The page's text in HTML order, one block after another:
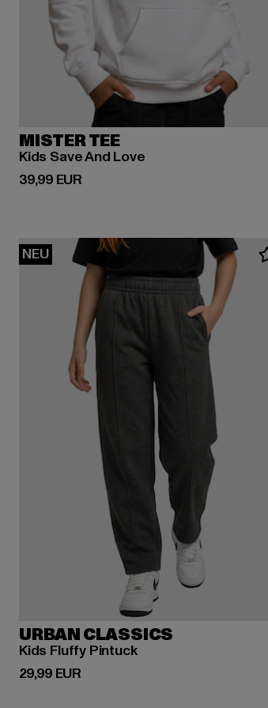
MISTER TEE
Kids Save And Love
39,99 EUR
Derzeitiger Preis: 39,99 EUR
NEU
URBAN CLASSICS
Kids Fluffy Pintuck
29,99 EUR
Derzeitiger Preis: 29,99 EUR